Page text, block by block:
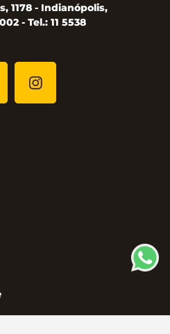
1178 - Indianópolis,
- Tel.: 11 5538